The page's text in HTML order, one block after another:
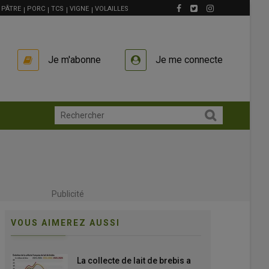
PÂTRE PORC TCS VIGNE VOLAILLES
Je m'abonne Je me connecte
Publicité
VOUS AIMEREZ AUSSI
La collecte de lait de brebis a